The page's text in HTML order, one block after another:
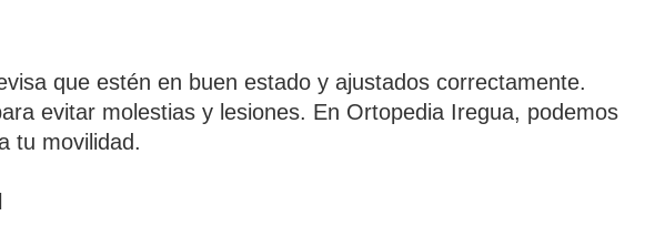
que estén en buen estado y ajustados correctamente.
evitar molestias y lesiones. En Ortopedia Iregua, podemos
tu movilidad.